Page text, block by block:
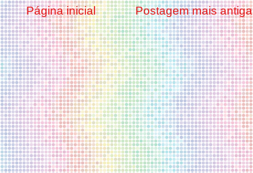
Postagem mais antiga
Página inicial